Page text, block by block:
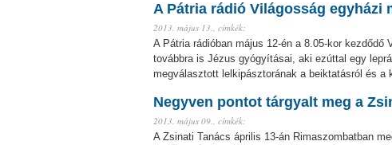
A Pátria rádió Világosság egyházi
2013. május 13., címkék:
A Pátria rádióban május 12-én a 8.05-kor
továbbra is Jézus gyógyításai, aki ezúttal egy
megválasztott lelkipásztorának a beiktatásról és
Negyven pontot tárgyalt meg a
2013. május 09., címkék:
A Zsinati Tanács április 13-án Rimaszombatban